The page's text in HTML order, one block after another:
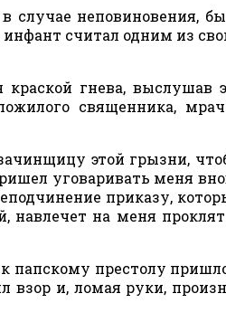
случае неповиновения,
считал одним из
гнева, выслушав
священника,
этой грызни,
уговаривать меня
приказу,
навлечет на меня
папскому престолу
взор и, ломая руки,